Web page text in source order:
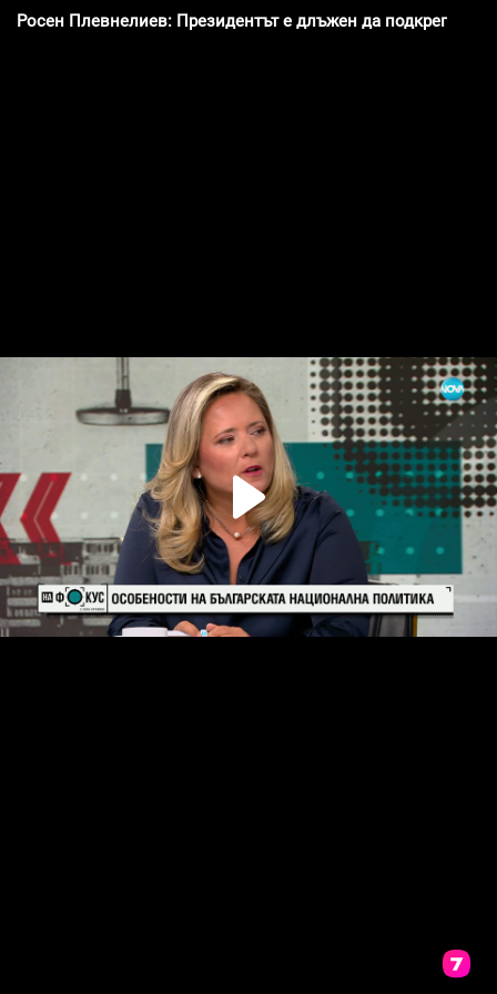
Росен Плевнелиев: Президентът е длъжен да подкрепи